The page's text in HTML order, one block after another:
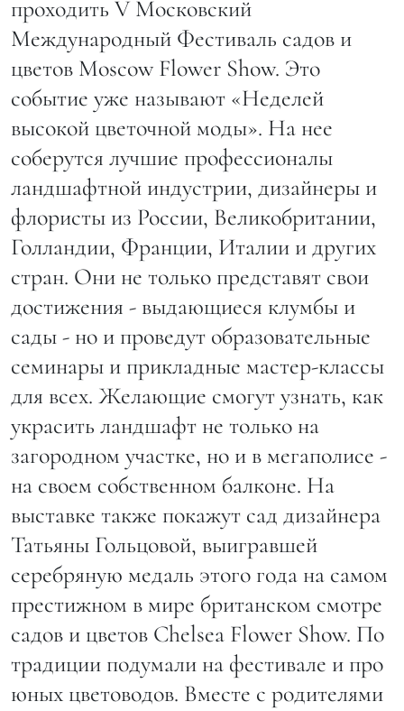
проходить V Московский
Международный Фестиваль садов и
цветов Moscow Flower Show. Это
событие уже называют «Неделей
высокой цветочной моды». На нее
соберутся лучшие профессионалы
ландшафтной индустрии, дизайнеры и
флористы из России, Великобритании,
Голландии, Франции, Италии и других
стран. Они не только представят свои
достижения - выдающиеся клумбы и
сады - но и проведут образовательные
семинары и прикладные мастер-классы
для всех. Желающие смогут узнать, как
украсить ландшафт не только на
загородном участке, но и в мегаполисе -
на своем собственном балконе. На
выставке также покажут сад дизайнера
Татьяны Гольцовой, выигравшей
серебряную медаль этого года на самом
престижном в мире британском смотре
садов и цветов Chelsea Flower Show. По
традиции подумали на фестивале и про
юных цветоводов. Вместе с родителями